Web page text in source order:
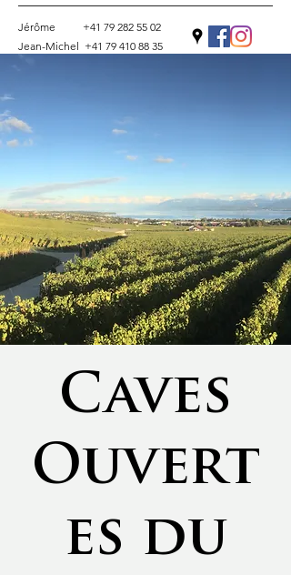
Jérôme +41 79 282 55 02
Jean-Michel +41 79 410 88 35
Caves
Ouvert
es du